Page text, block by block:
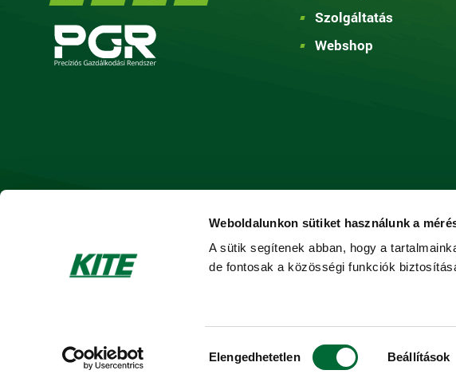
Weboldalunkon sütiket használunk a
A sütik segítenek abban, hogy a
de fontosak a közösségi funkciók
kiválasztása
Elengedhetetlen Beállítások
Szolgáltatás
Webshop
© Copyright 2026. KITE Zrt. Minden jog fenntartva.